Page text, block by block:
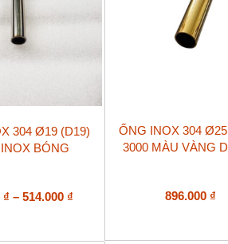
304 Ø19 (D19)
BÓNG
₫ – 514.000 ₫
86.000 ₫
ỐNG INOX 304
3000 MÀU VÀNG
896.000 ₫